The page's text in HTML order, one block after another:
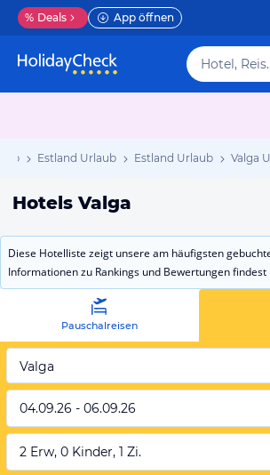
% Deals App öffnen
Estland Urlaub Estland Urlaub Valga
Hotels Valga
Diese Hotelliste zeigt unsere am häufigsten
Informationen zu Rankings und Bewertungen findest
Pauschalreisen
Valga
04.09.26 - 06.09.26
2 Erw, 0 Kinder, 1 Zi.